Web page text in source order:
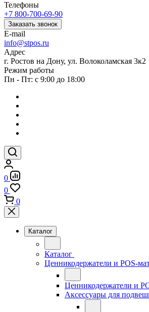
Телефоны
+7 800-700-69-90
Заказать звонок
E-mail
info@stpos.ru
Адрес
г. Ростов на Дону, ул. Волоколамская 3к2
Режим работы
Пн - Пт: с 9:00 до 18:00
0
0
0
Каталог
Каталог
Ценникодержатели и POS-
Ценникодержатели и
Аксессуары для